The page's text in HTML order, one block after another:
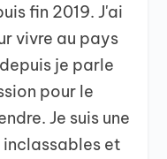
fin 2019. J'ai
vivre au pays
je parle
pour le
Je suis une
et